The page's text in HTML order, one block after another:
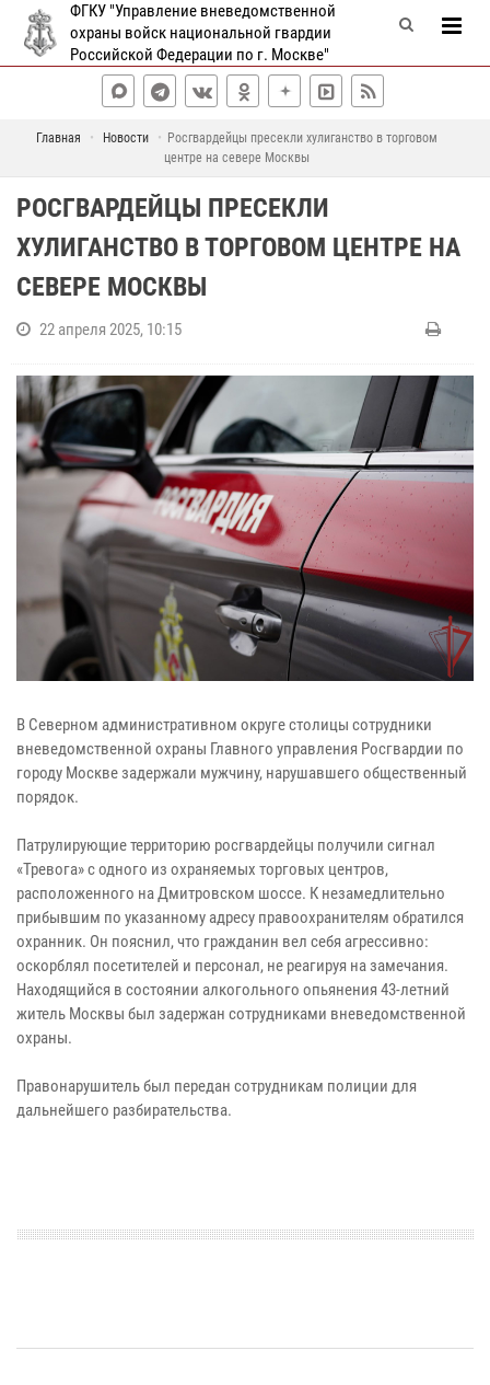
ФГКУ "Управление вневедомственной
охраны войск национальной гвардии
Российской Федерации по г. Москве"
Главная Новости
Росгвардейцы пресекли хулиганство в торговом
центре на севере Москвы
РОСГВАРДЕЙЦЫ ПРЕСЕКЛИ
ХУЛИГАНСТВО В ТОРГОВОМ ЦЕНТРЕ НА
СЕВЕРЕ МОСКВЫ
22 апреля 2025, 10:15
В Северном административном округе столицы сотрудники
вневедомственной охраны Главного управления Росгвардии по
городу Москве задержали мужчину, нарушавшего общественный
порядок.
Патрулирующие территорию росгвардейцы получили сигнал
«Тревога» с одного из охраняемых торговых центров,
расположенного на Дмитровском шоссе. К незамедлительно
прибывшим по указанному адресу правоохранителям обратился
охранник. Он пояснил, что гражданин вел себя агрессивно:
оскорблял посетителей и персонал, не реагируя на замечания.
Находящийся в состоянии алкогольного опьянения 43-летний
житель Москвы был задержан сотрудниками вневедомственной
охраны.
Правонарушитель был передан сотрудникам полиции для
дальнейшего разбирательства.